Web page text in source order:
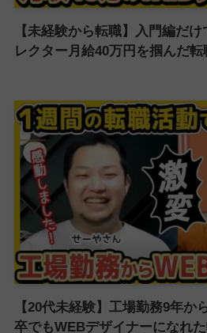
【未経験から転職】入門編だ
レクター月給40万円を掴んだ
【20代未経験】工場勤務9年か
卒でもWEBデザイナーになれ